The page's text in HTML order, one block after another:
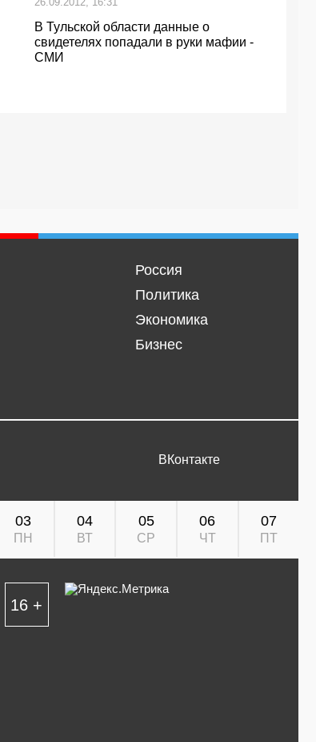
В Тульской области данные о
свидетелях попадали в руки мафии -
СМИ
Россия
Политика
Экономика
Бизнес
ВКонтакте
03
ПН
04
ВТ
05
СР
06
ЧТ
07
ПТ
16 +